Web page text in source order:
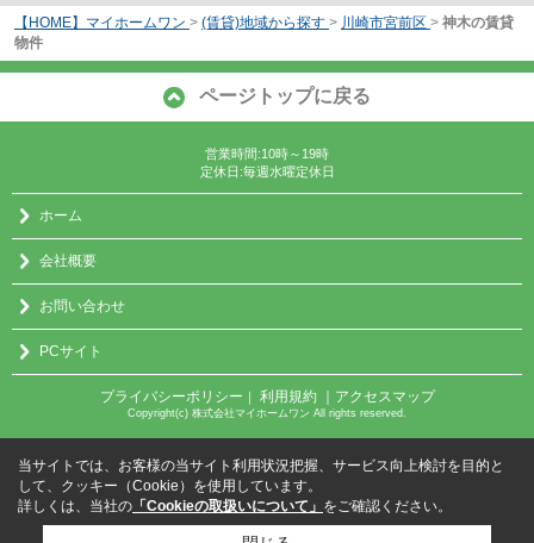
【HOME】マイホームワン > (賃貸)地域から探す > 川崎市宮前区 > 神木の賃貸
物件
ページトップに戻る
営業時間:10時～19時
定休日:毎週水曜定休日
ホーム
会社概要
お問い合わせ
PCサイト
プライバシーポリシー ｜ 利用規約 ｜アクセスマップ
Copyright(c) 株式会社マイホームワン All rights reserved.
当サイトでは、お客様の当サイト利用状況把握、サービス向上検討を目的と
して、クッキー（Cookie）を使用しています。
詳しくは、当社の 「Cookieの取扱いについて」 をご確認ください。